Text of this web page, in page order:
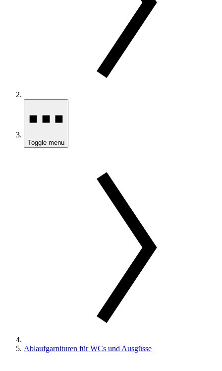
Toggle menu
Ablaufgarnituren für WCs und Ausgüsse